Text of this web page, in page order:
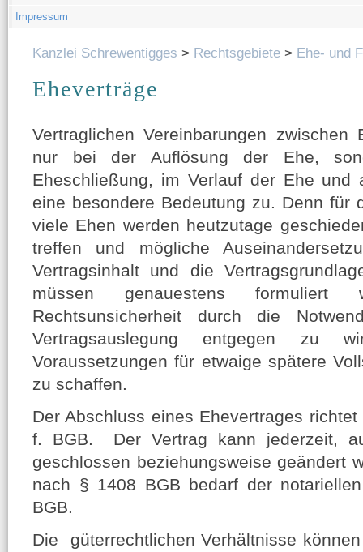
Impressum
Kanzlei Schrewentigges Rechtsgebiete Ehe- und
Eheverträge
Vertraglichen Vereinbarungen zwischen
nur bei der Auflösung der Ehe,
Eheschließung, im Verlauf der Ehe und
eine besondere Bedeutung zu. Denn für
viele Ehen werden heutzutage
treffen und mögliche
Vertragsinhalt und die
müssen genauestens
Rechtsunsicherheit durch die
Vertragsauslegung entgegen zu
Voraussetzungen für etwaige spätere
zu schaffen.
Der Abschluss eines Ehevertrages
f. BGB. Der Vertrag kann jederzeit,
geschlossen beziehungsweise geändert
nach § 1408 BGB bedarf der
BGB.
Die güterrechtlichen Verhältnisse